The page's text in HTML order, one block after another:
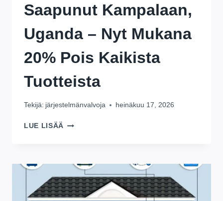
Saapunut Kampalaan,
Uganda – Nyt Mukana
20% Pois Kaikista
Tuotteista
Tekijä: järjestelmänvalvoja heinäkuu 17, 2026
LUE LISÄÄ PREMIUM
KAMPALAAN,
UGANDA
–
NYT